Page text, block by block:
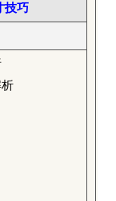
技巧